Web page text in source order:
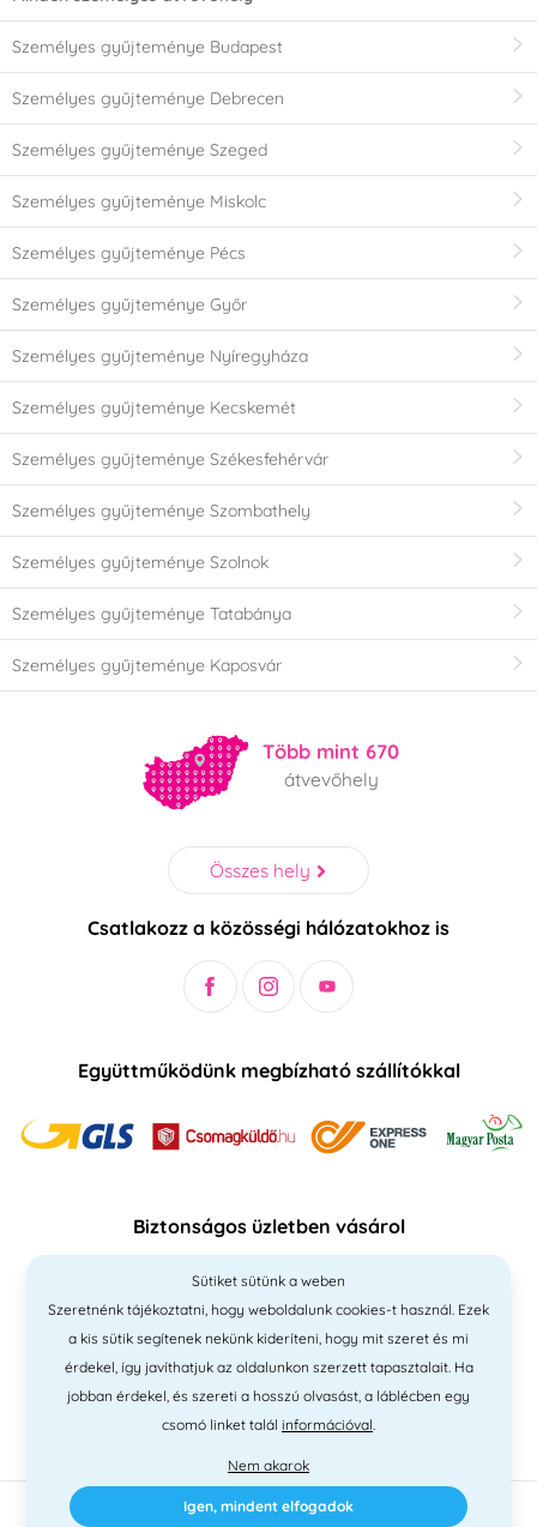
Személyes gyűjteménye Budapest
Személyes gyűjteménye Debrecen
Személyes gyűjteménye Szeged
Személyes gyűjteménye Miskolc
Személyes gyűjteménye Pécs
Személyes gyűjteménye Győr
Személyes gyűjteménye Nyíregyháza
Személyes gyűjteménye Kecskemét
Személyes gyűjteménye Székesfehérvár
Személyes gyűjteménye Szombathely
Személyes gyűjteménye Szolnok
Személyes gyűjteménye Tatabánya
Személyes gyűjteménye Kaposvár
Több mint 670
átvevőhely
Összes hely
Csatlakozz a közösségi hálózatokhoz is
Együttműködünk megbízható szállítókkal
Biztonságos üzletben vásárol
2010 - 2026 © PNM International Kft. • technikai választék Simplia
Sütiket sütünk a weben
Szeretnénk tájékoztatni, hogy weboldalunk cookies-t használ. Ezek
a kis sütik segítenek nekünk kideríteni, hogy mit szeret és mi
érdekel, így javíthatjuk az oldalunkon szerzett tapasztalait. Ha
jobban érdekel, és szereti a hosszú olvasást, a láblécben egy
csomó linket talál információval.
Nem akarok
Igen, mindent elfogadok